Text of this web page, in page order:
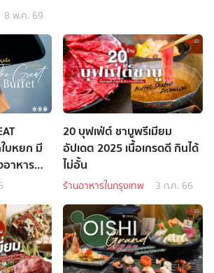
8 พ.ค. 69
บหยก มี
าหาร
20 บุฟเฟ่ต์ ชาบูพรีเมียม
อัปเดต 2025 เนื้อเกรดดี กินได้
ไม่อั้น
ร้านอาหารในกรุงเทพ 3 ก.ค. 66